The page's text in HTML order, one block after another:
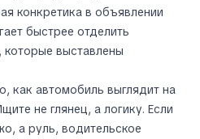
конкретика в объявлении
быстрее отделить
выставлены
как автомобиль выглядит на
не глянец, а логику. Если
а руль, водительское